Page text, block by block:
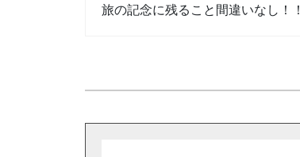
旅の記念に残ること間違いなし！！